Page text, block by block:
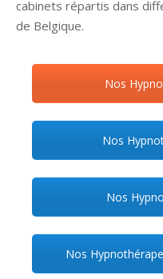
cabinets répartis dans
de Belgique.
Nos
Nos
Nos
Nos